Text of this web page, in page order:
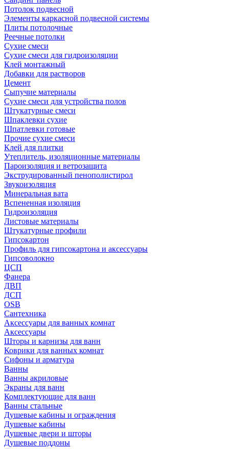
Потолок подвесной
Элементы каркасной подвесной системы
Плиты потолочные
Реечные потолки
Сухие смеси
Сухие смеси для гидроизоляции
Клей монтажный
Добавки для растворов
Цемент
Сыпучие материалы
Сухие смеси для устройства полов
Штукатурные смеси
Шпаклевки сухие
Шпатлевки готовые
Прочие сухие смеси
Клей для плитки
Утеплитель, изоляционные материалы
Пароизоляция и ветрозащита
Экструдированный пенополистирол
Звукоизоляция
Минеральная вата
Вспененная изоляция
Гидроизоляция
Листовые материалы
Штукатурные профили
Гипсокартон
Профиль для гипсокартона и аксессуары
Гипсоволокно
ЦСП
Фанера
ДВП
ДСП
OSB
Сантехника
Аксессуары для ванных комнат
Аксессуары
Шторы и карнизы для ванн
Коврики для ванных комнат
Сифоны и арматура
Ванны
Ванны акриловые
Экраны для ванн
Комплектующие для ванн
Ванны стальные
Душевые кабины и ограждения
Душевые кабины
Душевые двери и шторы
Душевые поддоны